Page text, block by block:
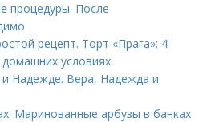
процедуры. После
рецепт. Торт «Прага»: 4
домашних условиях
Надежде. Вера, Надежда и
Маринованные арбузы в банках